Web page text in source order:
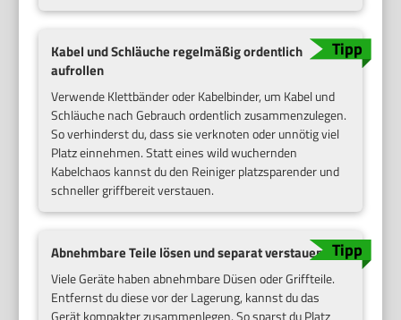
Kabel und Schläuche regelmäßig ordentlich
aufrollen
Verwende Klettbänder oder Kabelbinder, um Kabel und
Schläuche nach Gebrauch ordentlich zusammenzulegen.
So verhinderst du, dass sie verknoten oder unnötig viel
Platz einnehmen. Statt eines wild wuchernden
Kabelchaos kannst du den Reiniger platzsparender und
schneller griffbereit verstauen.
Abnehmbare Teile lösen und separat verstauen
Viele Geräte haben abnehmbare Düsen oder Griffteile.
Entfernst du diese vor der Lagerung, kannst du das
Gerät kompakter zusammenlegen. So sparst du Platz